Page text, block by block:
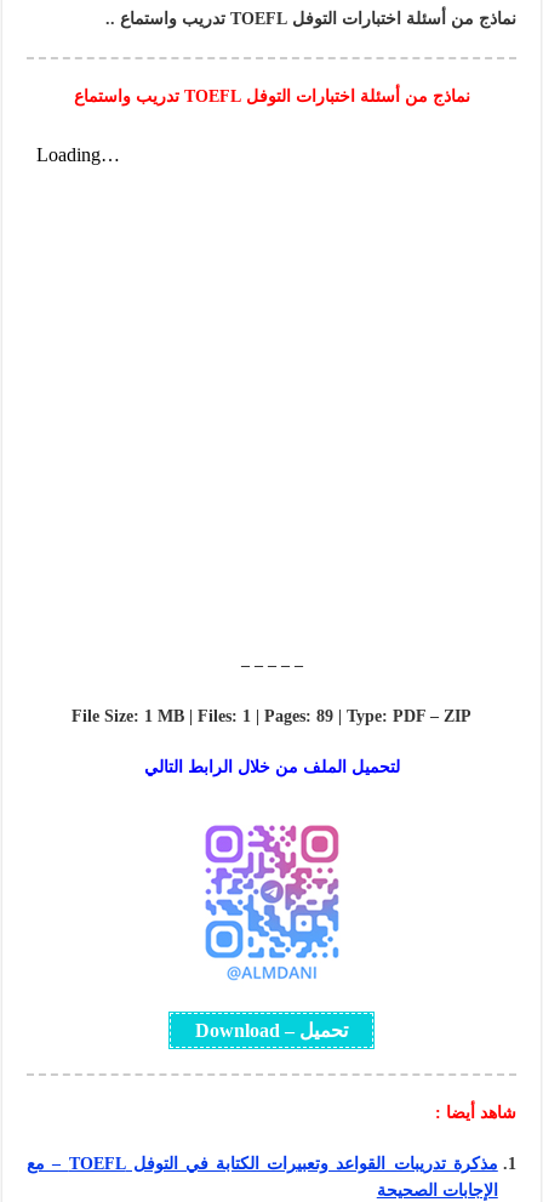
نماذج من أسئلة اختبارات التوفل TOEFL تدريب واستماع ..
نماذج من أسئلة اختبارات التوفل TOEFL تدريب واستماع
– – – – –
File Size: 1 MB | Files: 1 | Pages: 89 | Type: PDF – ZIP
لتحميل الملف من خلال الرابط التالي
تحميل – Download
شاهد أيضا :
مذكرة تدريبات القواعد وتعبيرات الكتابة في التوفل TOEFL – مع
الإجابات الصحيحة